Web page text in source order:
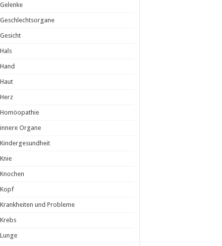
Gelenke
Geschlechtsorgane
Gesicht
Hals
Hand
Haut
Herz
Homöopathie
innere Organe
Kindergesundheit
Knie
Knochen
Kopf
Krankheiten und Probleme
Krebs
Lunge